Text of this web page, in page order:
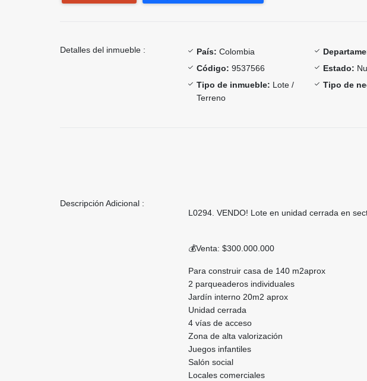
Detalles del inmueble : País: Colombia
Código: 9537566 Estado:
Tipo de inmueble: Lote /
Terreno
Tipo de
Descripción Adicional :
L0294. VENDO! Lote en unidad cerrada en
💰Venta: $300.000.000
Para construir casa de 140 m2aprox
2 parqueaderos individuales
Jardín interno 20m2 aprox
Unidad cerrada
4 vías de acceso
Zona de alta valorización
Juegos infantiles
Salón social
Locales comerciales